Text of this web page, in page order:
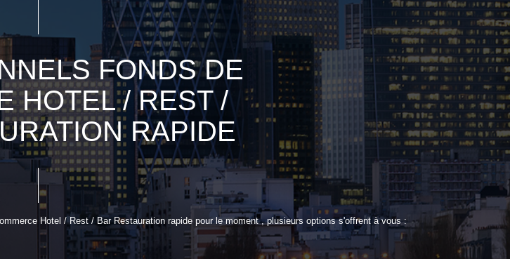
FONDS DE
HOTEL / REST /
RAPIDE
Hotel / Rest / Bar Restauration rapide pour le moment , plusieurs options s'offrent à vous :